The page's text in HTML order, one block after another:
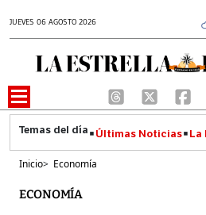
JUEVES 06 AGOSTO 2026
Últimas Noticias La
Inicio> Economía
ECONOMÍA